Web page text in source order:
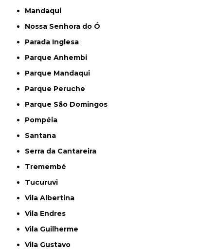
Mandaqui
Nossa Senhora do Ó
Parada Inglesa
Parque Anhembi
Parque Mandaqui
Parque Peruche
Parque São Domingos
Pompéia
Santana
Serra da Cantareira
Tremembé
Tucuruvi
Vila Albertina
Vila Endres
Vila Guilherme
Vila Gustavo